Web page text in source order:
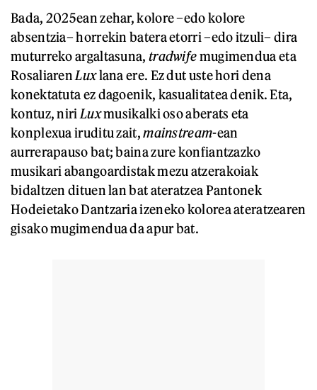
Bada, 2025ean zehar, kolore –edo kolore
absentzia– horrekin batera etorri –edo itzuli– dira
muturreko argaltasuna, tradwifemugimendua eta
Rosaliaren Luxlana ere. Ez dut uste hori dena
konektatuta ez dagoenik, kasualitatea denik. Eta,
kontuz, niri Luxmusikalki oso aberats eta
konplexua iruditu zait,mainstream-ean
aurrerapauso bat; baina zure konfiantzazko
musikari abangoardistak mezu atzerakoiak
bidaltzen dituen lan bat ateratzea Pantonek
Hodeietako Dantzaria izeneko kolorea ateratzearen
gisako mugimendua da apur bat.